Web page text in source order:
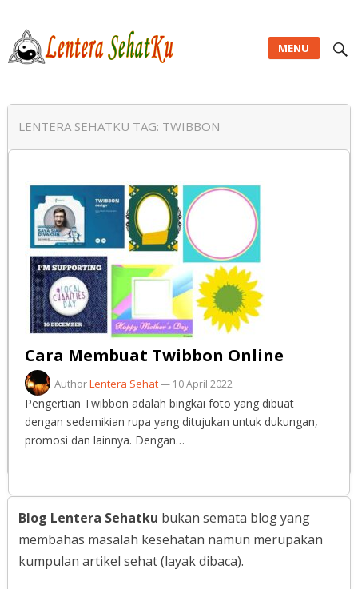
MENU
LENTERA SEHATKU TAG: TWIBBON
Cara Membuat Twibbon Online
AuthorLentera Sehat— 10 April 2022
Pengertian Twibbon adalah bingkai foto yang dibuat
dengan sedemikian rupa yang ditujukan untuk dukungan,
promosi dan lainnya. Dengan…
Blog Lentera Sehatku bukan semata blog yang
membahas masalah kesehatan namun merupakan
kumpulan artikel sehat (layak dibaca).